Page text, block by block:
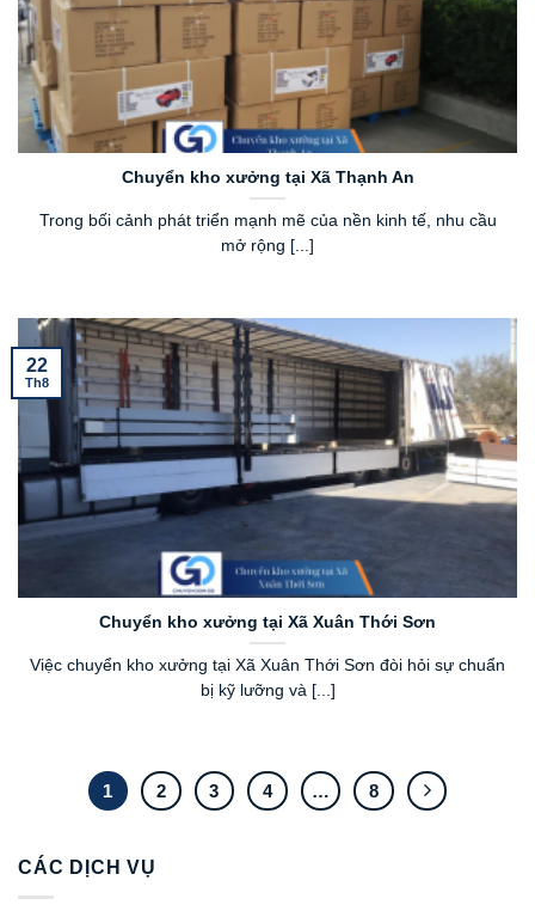
Chuyển kho xưởng tại Xã Thạnh An
Trong bối cảnh phát triển mạnh mẽ của nền kinh tế, nhu cầu
mở rộng [...]
Chuyển kho xưởng tại Xã Xuân Thới Sơn
Việc chuyển kho xưởng tại Xã Xuân Thới Sơn đòi hỏi sự chuẩn
bị kỹ lưỡng và [...]
22
Th8
1 2 3 4 … 8
CÁC DỊCH VỤ